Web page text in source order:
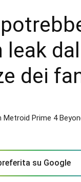
leak
dei
su Google